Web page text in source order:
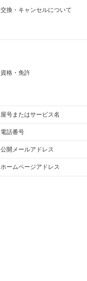
交換・キャンセルについて
資格・免許
屋号またはサービス名
電話番号
公開メールアドレス
ホームページアドレス